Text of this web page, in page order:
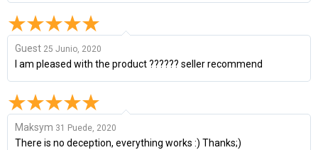
Guest 25 Junio, 2020
I am pleased with the product ?????? seller recommend
Maksym 31 Puede, 2020
There is no deception, everything works :) Thanks;)